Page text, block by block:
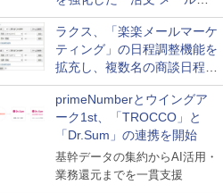
送信防止アドインサービス」
を提供
ラクス、「楽楽メールマーケ
ティング」の日程調整機能を
拡充し、複数名の商談日程調
整を効率化
primeNumberとウイングア
ーク1st、「TROCCO」と
「Dr.Sum」の連携を開始
基幹データの集約からAI活用・
業務還元までを一貫支援